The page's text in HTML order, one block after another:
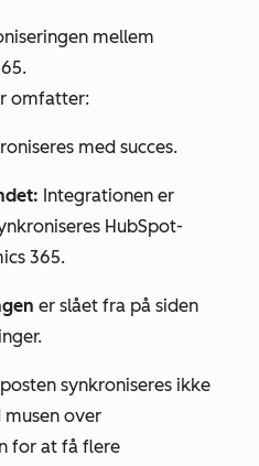
mellem
omfatter:
med succes.
Integrationen er
HubSpot-
365.
er slået fra på siden
posten synkroniseres ikke
musen over
for at få flere